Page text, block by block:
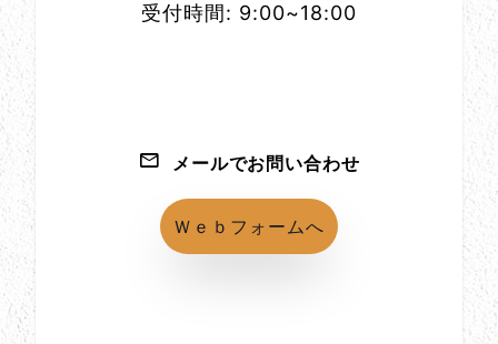
受付時間: 9:00~18:00
メールでお問い合わせ
Ｗｅｂフォームへ